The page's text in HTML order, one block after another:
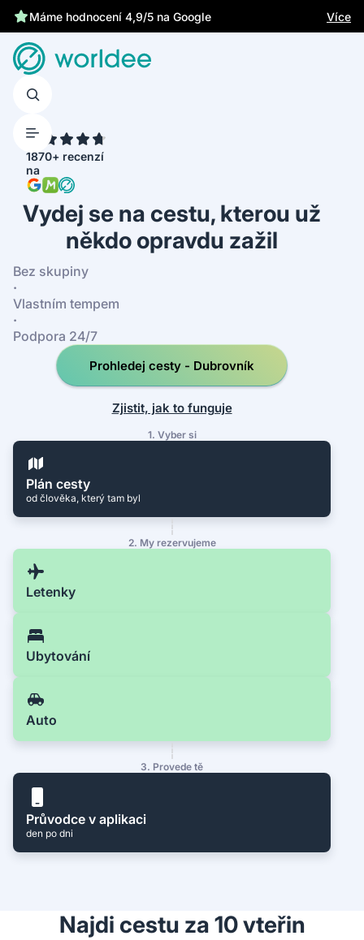
Máme hodnocení 4,9/5 na Google
Chrání tě zákonné pojištění Více
1870+ recenzí
na
Vydej se na cestu, kterou už
někdo opravdu zažil
Bez skupiny
·
Vlastním tempem
·
Podpora 24/7
Prohledej cesty - Dubrovník
Zjistit, jak to funguje
1. Vyber si
Plán cesty
od člověka, který tam byl
2. My rezervujeme
Letenky
Ubytování
Auto
3. Provede tě
Průvodce v aplikaci
den po dni
Najdi cestu za 10 vteřin